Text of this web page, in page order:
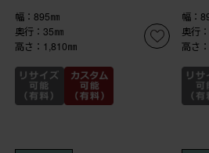
幅：895㎜
奥行：35㎜
高さ：1,810㎜
幅：
奥行
高さ